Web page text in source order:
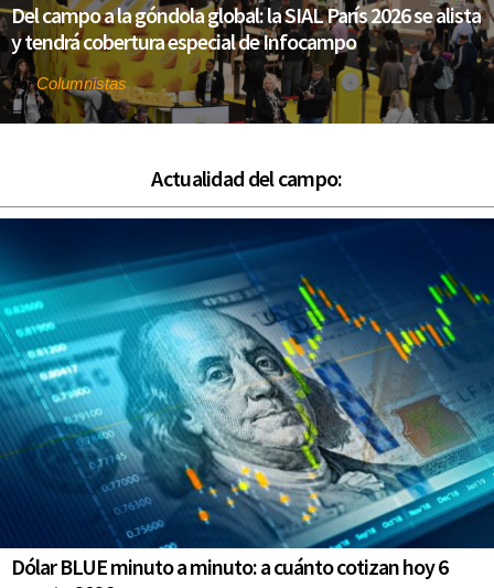
Del campo a la góndola global: la SIAL París 2026 se alista
y tendrá cobertura especial de Infocampo
PorColumnistas
Actualidad del campo:
Dólar BLUE minuto a minuto: a cuánto cotizan hoy 6